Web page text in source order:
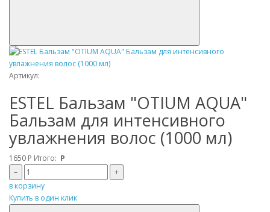
Артикул:
ESTEL Бальзам "OTIUM AQUA"
Бальзам для интенсивного
увлажнения волос (1000 мл)
1650 Р Итого: Р
–
+
в корзину
Купить в один клик